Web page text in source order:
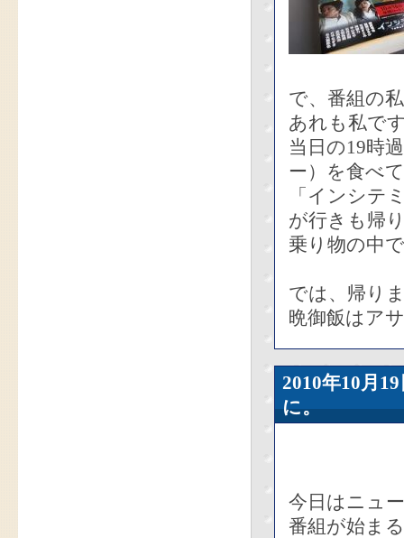
で、番組の
あれも私で
当日の19時
ー）を食べ
「インシテ
が行きも帰
乗り物の中
では、帰り
晩御飯はア
2010年10
に。
今日はニュ
番組が始ま